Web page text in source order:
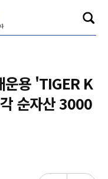
운용 'TIGER K
순자산 3000